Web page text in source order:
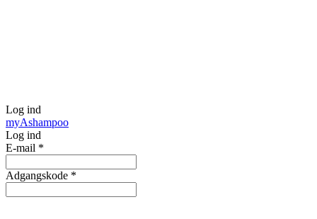
Log ind
myAshampoo
Log ind
E-mail *
Adgangskode *